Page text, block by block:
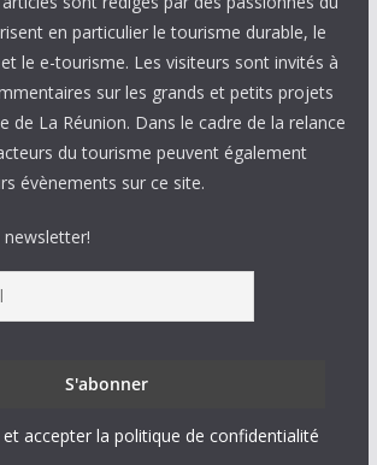
en particulier le tourisme durable, le
le e-tourisme. Les visiteurs sont invités à
sur les grands et petits projets
de La Réunion. Dans le cadre de la relance
du tourisme peuvent également
évènements sur ce site.
newsletter!
accepter la politique de confidentialité